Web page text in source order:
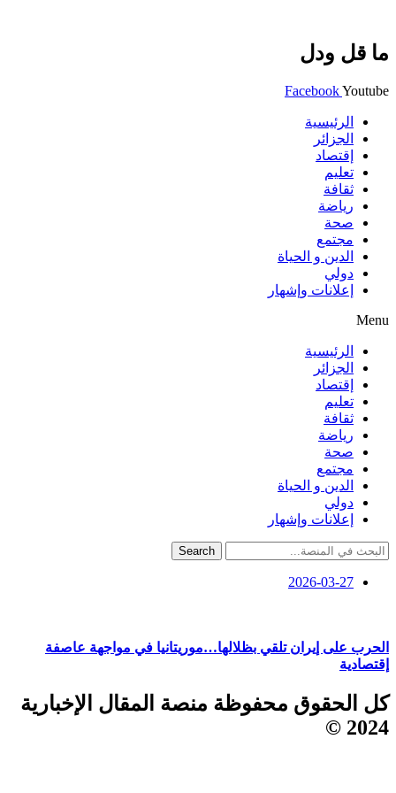
ما قل ودل
FacebookYoutube
الرئيسية
الجزائر
إقتصاد
تعليم
ثقافة
رياضة
صحة
مجتمع
الدين و الحياة
دولي
إعلانات وإشهار
Menu
الرئيسية
الجزائر
إقتصاد
تعليم
ثقافة
رياضة
صحة
مجتمع
الدين و الحياة
دولي
إعلانات وإشهار
Search
2026-03-27
الحرب على إيران تلقي بظلالها…موريتانيا في مواجهة عاصفة
إقتصادية
كل الحقوق محفوظة منصة المقال الإخبارية
2024 ©